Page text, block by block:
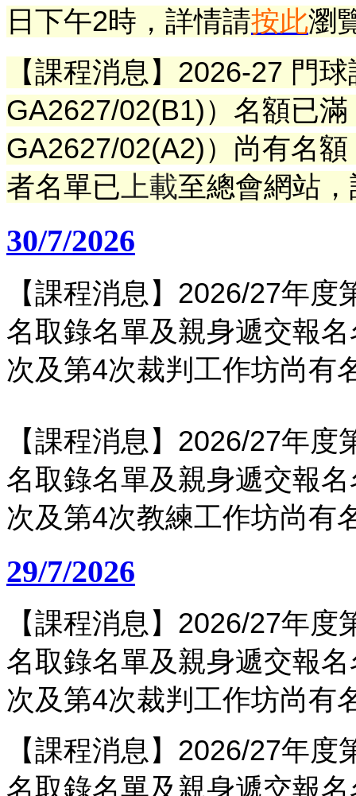
日下午2時 ， 詳情請按此瀏
【課程消息】 2026-27 門
GA2627/02(B1)）名額已滿
GA2627/02(A2)）尚有名額
者名單已 上載至總會網站 ，
30/7/2026
【課程消息】2026/27年
名取錄名單及親身遞交報
次及第4次裁判工作坊尚有
【課程消息】2026/27年
名取錄名單及親身遞交報
次及第4次教練工作坊尚有
29/7/2026
【課程消息】2026/27年
名取錄名單及親身遞交報
次及第4次裁判工作坊尚有
【課程消息】2026/27年
名取錄名單及親身遞交報